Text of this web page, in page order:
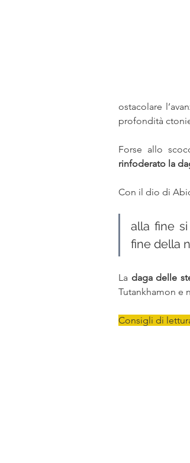
ostacolare
profondità
Forse allo
rinfoderato la
Con il dio di
alla fine
fine della
La daga delle
Tutankhamon e
Consigli di